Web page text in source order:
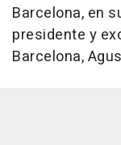
Barcelona, en
presidente y
Barcelona,